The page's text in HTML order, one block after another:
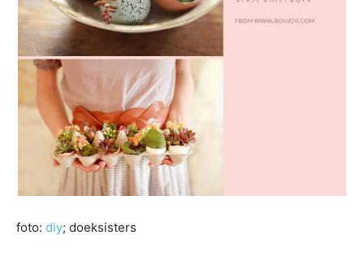
foto: diy; doeksisters